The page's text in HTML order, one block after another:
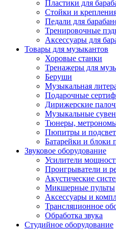
Пластики для
Стойки и
Педали для
Тренировочные
Аксессуары для
Товары для музыкантов
Хоровые станки
Тренажеры для
Беруши
Музыкальная
Подарочные
Дирижерские
Музыкальные
Тюнеры,
Пюпитры и
Батарейки и блоки
Звуковое оборудование
Усилители
Проигрыватели и
Акустические
Микшерные пульты
Аксессуары и
Трансляционное
Обработка звука
Студийное оборудование